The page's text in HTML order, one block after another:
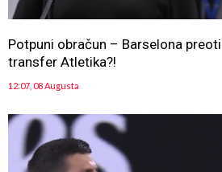
Potpuni obračun – Barselona
transfer Atletika?!
12:07, 08 Augusta